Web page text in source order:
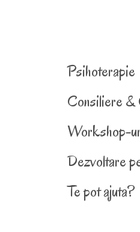
Psihoterapie
Consiliere &
Workshop-
Dezvoltare
Te pot ajuta?